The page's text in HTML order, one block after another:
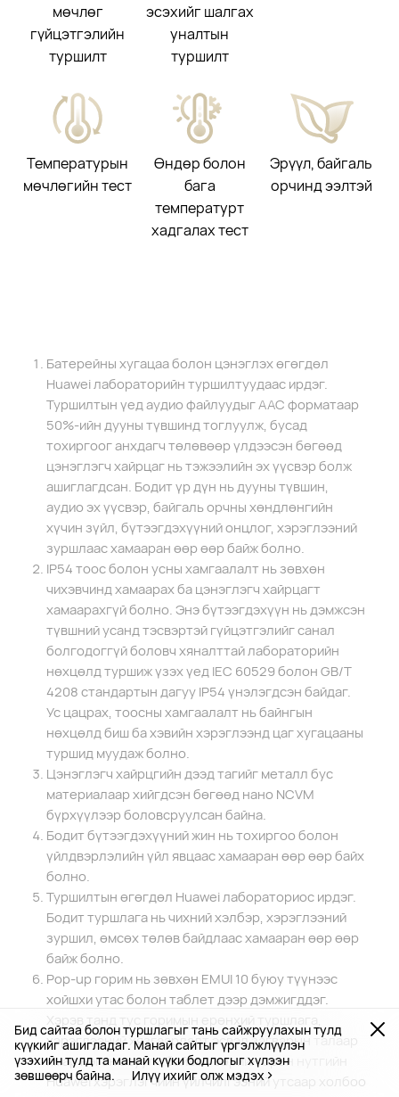
Бид сайтаа болон туршлагыг тань сайжруулахын тулд
күүкийг ашигладаг. Манай сайтыг үргэлжлүүлэн
үзэхийн тулд та манай күүки бодлогыг хүлээн
зөвшөөрч байна.
Илүү ихийг олж мэдэх
мөчлөг
гүйцэтгэлийн
туршилт
эсэхийг шалгах
уналтын
туршилт
Температурын
мөчлөгийн тест
Өндөр болон
бага
температурт
хадгалах тест
Эрүүл, байгаль
орчинд ээлтэй
Батерейны хугацаа болон цэнэглэх өгөгдөл
Huawei лабораторийн туршилтуудаас ирдэг.
Туршилтын үед аудио файлуудыг AAC форматаар
50%-ийн дууны түвшинд тоглуулж, бусад
тохиргоог анхдагч төлөвөөр үлдээсэн бөгөөд
цэнэглэгч хайрцаг нь тэжээлийн эх үүсвэр болж
ашиглагдсан. Бодит үр дүн нь дууны түвшин,
аудио эх үүсвэр, байгаль орчны хөндлөнгийн
хүчин зүйл, бүтээгдэхүүний онцлог, хэрэглээний
зуршлаас хамааран өөр өөр байж болно.
IP54 тоос болон усны хамгаалалт нь зөвхөн
чихэвчинд хамаарах ба цэнэглэгч хайрцагт
хамаарахгүй болно. Энэ бүтээгдэхүүн нь дэмжсэн
түвшний усанд тэсвэртэй гүйцэтгэлийг санал
болгодоггүй боловч хяналттай лабораторийн
нөхцөлд туршиж үзэх үед IEC 60529 болон GB/T
4208 стандартын дагуу IP54 үнэлэгдсэн байдаг.
Ус цацрах, тоосны хамгаалалт нь байнгын
нөхцөлд биш ба хэвийн хэрэглээнд цаг хугацааны
туршид муудаж болно.
Цэнэглэгч хайрцгийн дээд тагийг металл бус
материалаар хийгдсэн бөгөөд нано NCVM
бүрхүүлээр боловсруулсан байна.
Бодит бүтээгдэхүүний жин нь тохиргоо болон
үйлдвэрлэлийн үйл явцаас хамааран өөр өөр байх
болно.
Туршилтын өгөгдөл Huawei лабораториос ирдэг.
Бодит туршлага нь чихний хэлбэр, хэрэглээний
зуршил, өмсөх төлөв байдлаас хамааран өөр өөр
байж болно.
Pop-up горим нь зөвхөн EMUI 10 буюу түүнээс
хойшхи утас болон таблет дээр дэмжигддэг.
Хэрэв танд тус горимын ерөнхий туршлага,
хэрэглээний хязгаарлалт эсвэл загварын талаар
ямар нэгэн асуулт байвал өөрийн орон нутгийн
Huawei хэрэглэгчийн үйлчилгээний утсаар холбоо